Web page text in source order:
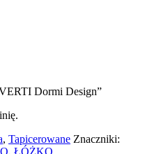
Dormi Design”
, Tapicerowane Znaczniki:
, ŁÓŻKO